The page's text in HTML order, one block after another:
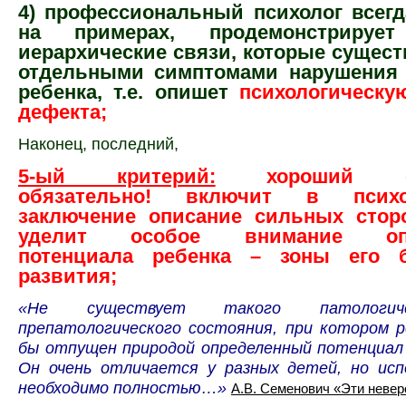
4) профессиональный психолог
на примерах,
иерархические связи, которые
отдельными симптомами нарушения
ребенка, т.е. опишет
дефекта;
Наконец, последний,
5-ый критерий: хороший
обязательно! включит в
заключение описание сильных
уделит особое внимание
потенциала ребенка – зоны его
развития;
«Не существует такого
препатологического состояния, при котором
бы отпущен природой определенный
Он очень отличается у разных детей, но
необходимо полностью…» А.В. Семенович «Эти